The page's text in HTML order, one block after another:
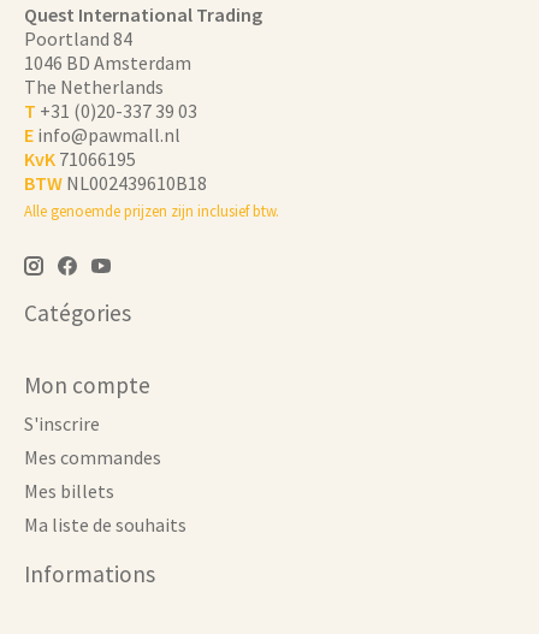
Quest International Trading
Poortland 84
1046 BD Amsterdam
The Netherlands
T +31 (0)20-337 39 03
E info@pawmall.nl
KvK 71066195
BTW NL002439610B18
Alle genoemde prijzen zijn inclusief btw.
Catégories
Mon compte
S'inscrire
Mes commandes
Mes billets
Ma liste de souhaits
Informations